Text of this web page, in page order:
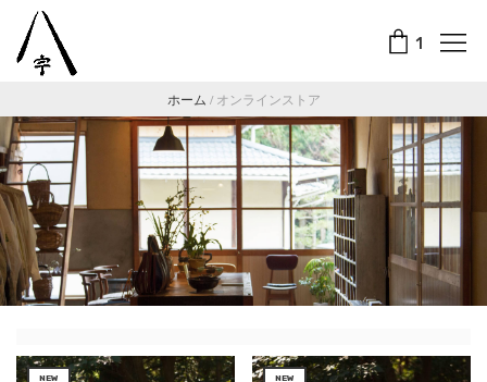
1
ホーム / オンラインストア
NEW NEW